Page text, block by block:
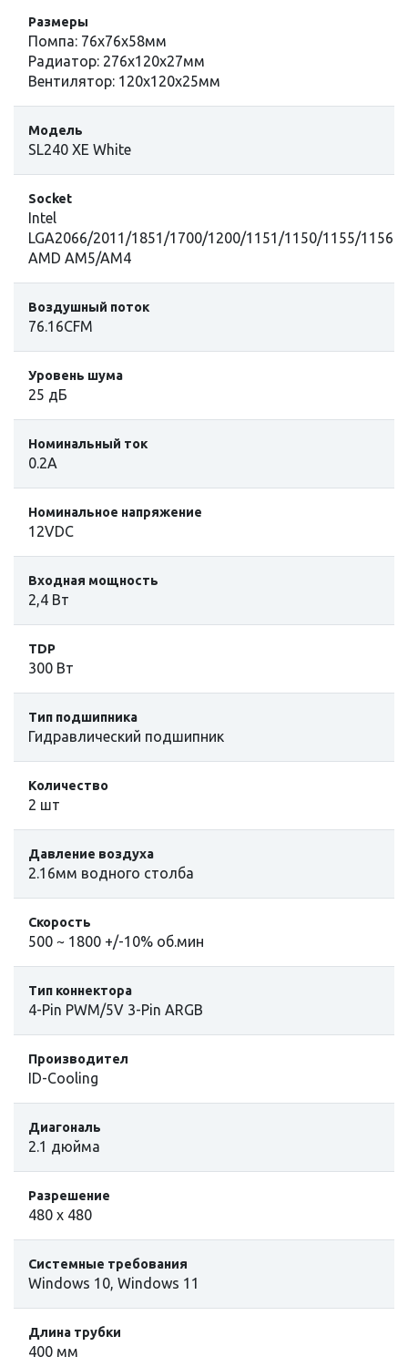
Размеры
Помпа: 76х76х58мм
Радиатор: 276х120х27мм
Вентилятор: 120х120х25мм
Модель
SL240 XE White
Socket
Intel
LGA2066/2011/1851/1700/1200/1151/1150/1155/1156
AMD AM5/AM4
Воздушный поток
76.16CFM
Уровень шума
25 дБ
Номинальный ток
0.2A
Номинальное напряжение
12VDC
Входная мощность
2,4 Вт
TDP
300 Вт
Тип подшипника
Гидравлический подшипник
Количество
2 шт
Давление воздуха
2.16мм водного столба
Cкорость
500 ~ 1800 +/-10% об.мин
Тип коннектора
4-Pin PWM/5V 3-Pin ARGB
Производител
ID-Cooling
Диагональ
2.1 дюйма
Разрешение
480 x 480
Системные требования
Windows 10, Windows 11
Длина трубки
400 мм